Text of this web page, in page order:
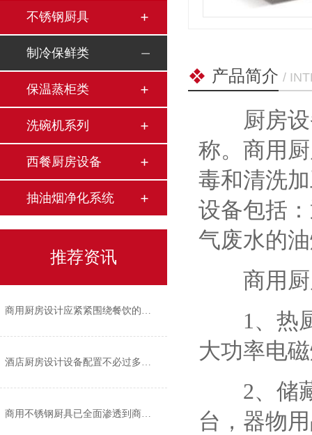
不锈钢厨具
制冷保鲜类
保温蒸柜类
洗碗机系列
西餐厨房设备
抽油烟净化系统
推荐资讯
商用厨房设计应紧紧围绕餐饮的经营风格
酒店厨房设计设备配置不必过多过繁
商用不锈钢厨具已全面渗透到商业厨房的各个角落
产品简介 /
厨房设备
称。商用
毒和清洗
设备包括
气废水的
商用厨
1、热厨
大功率电
2、储藏
台，器物